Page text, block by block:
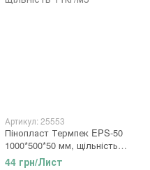
Артикул: 25553
Пінопласт Термпек EPS-50
1000*500*50 мм, щільність
11кг/м3
44 грн/Лист